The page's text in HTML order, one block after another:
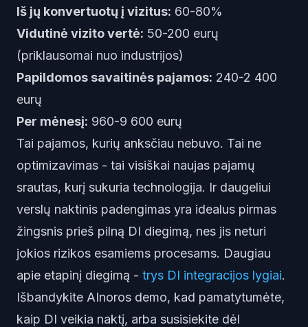
Iš jų konvertuotų į vizitus: 60-80%
Vidutinė vizito vertė: 50-200 eurų
(priklausomai nuo industrijos)
Papildomos savaitinės pajamos: 240-2 400
eurų
Per mėnesį: 960-9 600 eurų
Tai pajamos, kurių anksčiau nebuvo. Tai ne
optimizavimas - tai visiškai naujas pajamų
srautas, kurį sukuria technologija. Ir daugeliui
verslų naktinis padengimas yra idealus pirmas
žingsnis prieš pilną DI diegimą, nes jis neturi
jokios rizikos esamiems procesams. Daugiau
apie etapinį diegimą - trys DI integracijos lygiai.
Išbandykite AInoros demo, kad pamatytumėte,
kaip DI veikia naktį, arba susisiekite dėl